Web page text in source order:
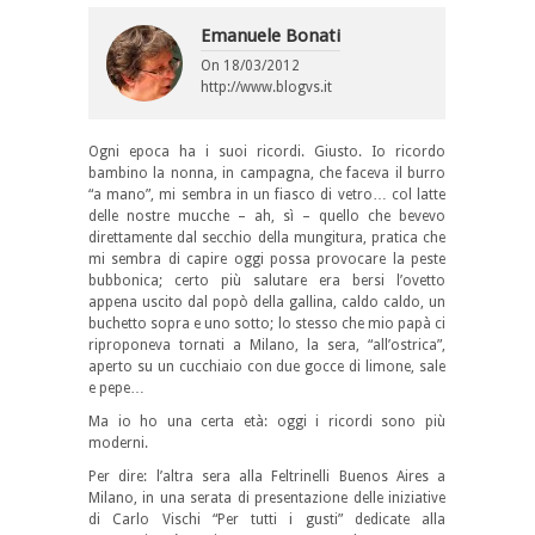
Emanuele Bonati
On 18/03/2012
http://www.blogvs.it
Ogni epoca ha i suoi ricordi. Giusto. Io ricordo
bambino la nonna, in campagna, che faceva il burro
“a mano”, mi sembra in un fiasco di vetro… col latte
delle nostre mucche – ah, sì – quello che bevevo
direttamente dal secchio della mungitura, pratica che
mi sembra di capire oggi possa provocare la peste
bubbonica; certo più salutare era bersi l’ovetto
appena uscito dal popò della gallina, caldo caldo, un
buchetto sopra e uno sotto; lo stesso che mio papà ci
riproponeva tornati a Milano, la sera, “all’ostrica”,
aperto su un cucchiaio con due gocce di limone, sale
e pepe…
Ma io ho una certa età: oggi i ricordi sono più
moderni.
Per dire: l’altra sera alla Feltrinelli Buenos Aires a
Milano, in una serata di presentazione delle iniziative
di Carlo Vischi “Per tutti i gusti” dedicate alla